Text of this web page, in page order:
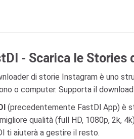
- Scarica le Stories
di storie Instagram è uno
o computer. Supporta il
(precedentemente FastDl App) è
qualità (full HD, 1080p, 2k,
ti aiuterà a gestire il resto.